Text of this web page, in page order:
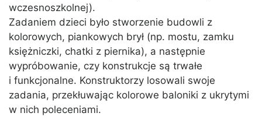
wczesnoszkolnej).
Zadaniem dzieci było stworzenie budowli z
kolorowych, piankowych brył (np. mostu, zamku
księżniczki, chatki z piernika), a następnie
wypróbowanie, czy konstrukcje są trwałe
i funkcjonalne. Konstruktorzy losowali swoje
zadania, przekłuwając kolorowe baloniki z ukrytymi
w nich poleceniami.